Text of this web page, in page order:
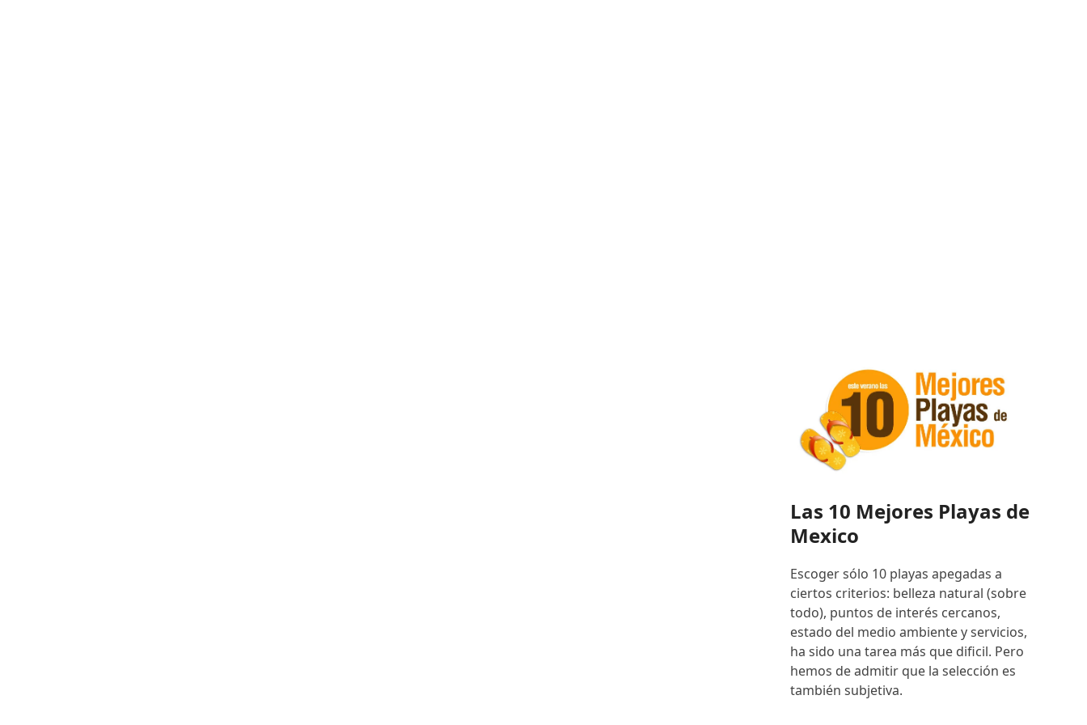
Las 10 Mejores Playas de
Mexico
Escoger sólo 10 playas apegadas a
ciertos criterios: belleza natural (sobre
todo), puntos de interés cercanos,
estado del medio ambiente y servicios,
ha sido una tarea más que dificil. Pero
hemos de admitir que la selección es
también subjetiva.